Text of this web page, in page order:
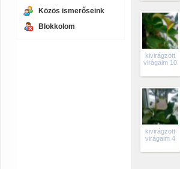
Közös ismerőseink
Blokkolom
kivirágzott
virágaim 10
kivirágzott
virágaim 4